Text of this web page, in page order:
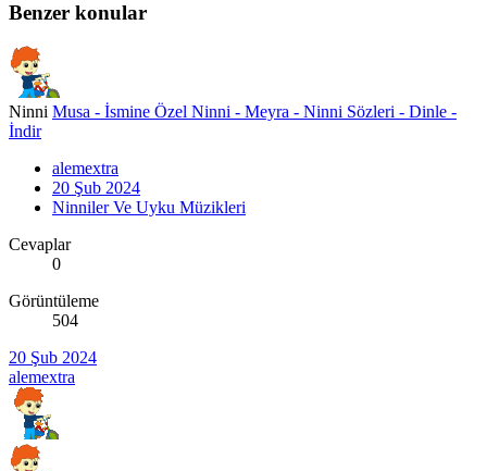
Benzer konular
Ninni Musa - İsmine Özel Ninni - Meyra - Ninni Sözleri - Dinle -
İndir
alemextra
20 Şub 2024
Ninniler Ve Uyku Müzikleri
Cevaplar
0
Görüntüleme
504
20 Şub 2024
alemextra